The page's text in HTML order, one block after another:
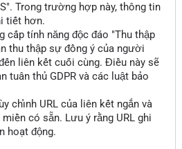
Trong trường hợp này, thông tin
tiết hơn.
cấp tính năng độc đáo "Thu thập
thu thập sự đồng ý của người
liên kết cuối cùng. Điều này sẽ
tuân thủ GDPR và các luật bảo
chỉnh URL của liên kết ngắn và
có sẵn. Lưu ý rằng URL ghi
hoạt động.